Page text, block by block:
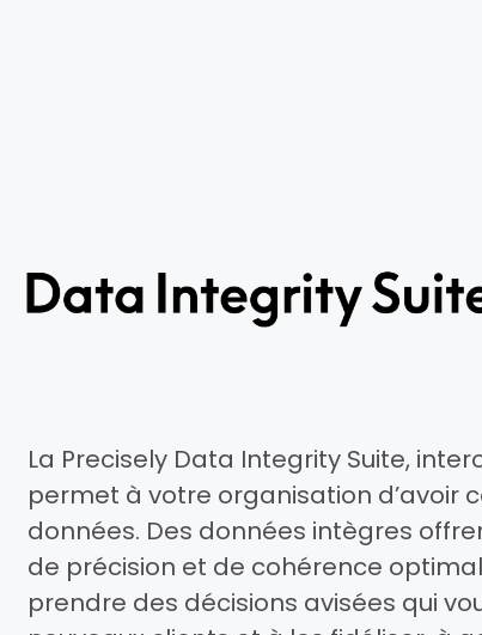
La Precisely Data Integrity Suite,
permet à votre organisation d’avoir
données. Des données intègres
de précision et de cohérence
prendre des décisions avisées qui